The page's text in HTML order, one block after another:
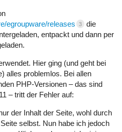
egroupware/releases
3
die
entpackt und dann per
Hier ging (und geht bei
alles problemlos. Bei allen
PHP-Versionen – das sind
– tritt der Fehler auf:
der Inhalt der Seite, wohl durch
selbst. Nun habe ich jedoch